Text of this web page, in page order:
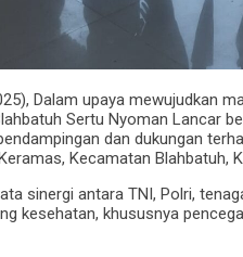
Dalam upaya mewujudkan
Sertu Nyoman Lancar
dan dukungan
Kecamatan Blahbatuh,
sinergi antara TNI, Polri,
kesehatan, khususnya